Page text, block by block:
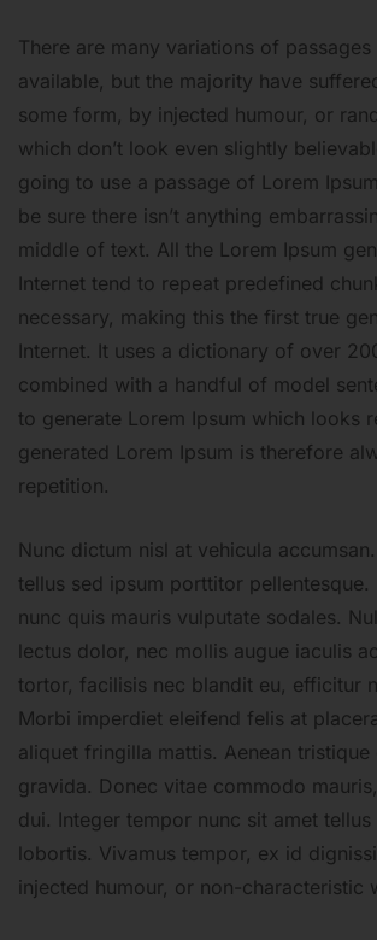
There are many variations of
available, but the majority have
some form, by injected humour, or
which don’t look even slightly
going to use a passage of Lorem
be sure there isn’t anything
middle of text. All the Lorem Ipsum
Internet tend to repeat predefined
necessary, making this the first true
Internet. It uses a dictionary of over
combined with a handful of model
to generate Lorem Ipsum which looks
generated Lorem Ipsum is therefore
repetition.
Nunc dictum nisl at vehicula
tellus sed ipsum porttitor pellentesque.
nunc quis mauris vulputate sodales.
lectus dolor, nec mollis augue iaculis
tortor, facilisis nec blandit eu, efficitur
Morbi imperdiet eleifend felis at
aliquet fringilla mattis. Aenean tristique
gravida. Donec vitae commodo
dui. Integer tempor nunc sit amet tellus
lobortis. Vivamus tempor, ex id
injected humour, or non-characteristic